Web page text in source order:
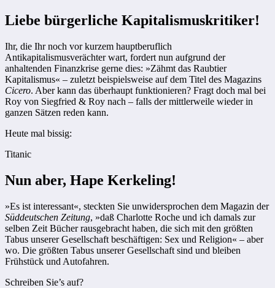
Liebe bürgerliche Kapitalismuskritiker!
Ihr, die Ihr noch vor kurzem hauptberuflich
Antikapitalismusverächter wart, fordert nun aufgrund der
anhaltenden Finanzkrise gerne dies: »Zähmt das Raubtier
Kapitalismus« – zuletzt beispielsweise auf dem Titel des Magazins
Cicero. Aber kann das überhaupt funktionieren? Fragt doch mal bei
Roy von Siegfried & Roy nach – falls der mittlerweile wieder in
ganzen Sätzen reden kann.
Heute mal bissig:
Titanic
Nun aber, Hape Kerkeling!
»Es ist interessant«, steckten Sie unwidersprochen dem Magazin der
Süddeutschen Zeitung, »daß Charlotte Roche und ich damals zur
selben Zeit Bücher rausgebracht haben, die sich mit den größten
Tabus unserer Gesellschaft beschäftigen: Sex und Religion« – aber
wo. Die größten Tabus unserer Gesellschaft sind und bleiben
Frühstück und Autofahren.
Schreiben Sie’s auf?